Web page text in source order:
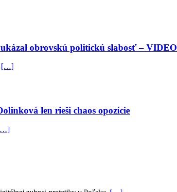
obrovskú politickú slabosť – VIDEO
[…]
len rieši chaos opozície